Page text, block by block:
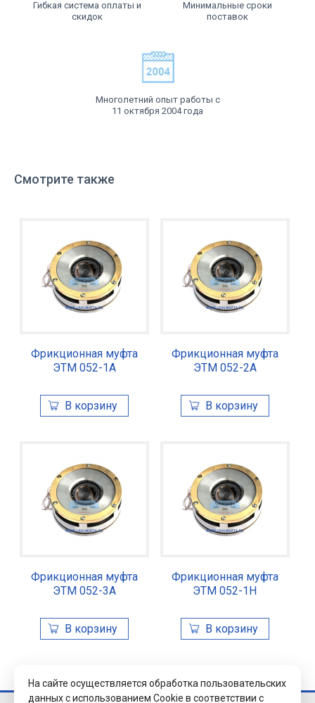
Гибкая система оплаты и
скидок
Минимальные сроки
поставок
Многолетний опыт работы с
11 октября 2004 года
Смотрите также
Фрикционная муфта
ЭТМ 052-1А
Фрикционная муфта
ЭТМ 052-2А
Фрикционная муфта
ЭТМ 052-3А
Фрикционная муфта
ЭТМ 052-1Н
На сайте осуществляется обработка пользовательских
данных с использованием Cookie в соответствии с